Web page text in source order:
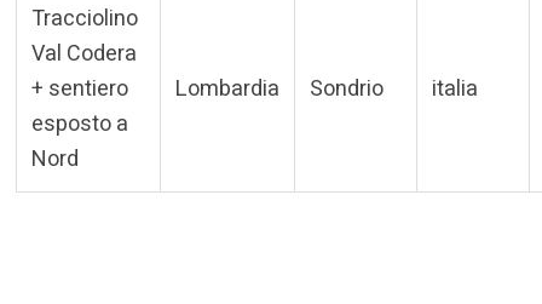
Tracciolino
Val Codera
+ sentiero
esposto a
Nord
Lombardia Sondrio italia